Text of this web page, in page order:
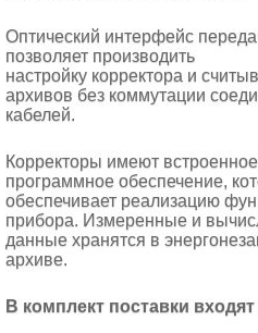
Оптический интерфейс
позволяет производить
настройку корректора и
архивов без коммутации
кабелей.
Корректоры имеют встроенное
программное обеспечение,
обеспечивает реализацию
прибора. Измеренные и
данные хранятся в
архиве.
В комплект поставки входят